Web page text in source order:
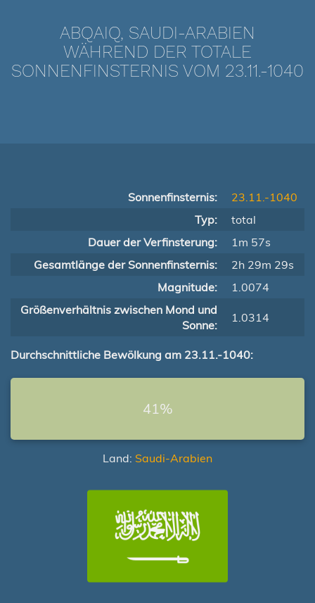
ABQAIQ, SAUDI-ARABIEN
WÄHREND DER TOTALE
SONNENFINSTERNIS VOM 23.11.-1040
Sonnenfinsternis:
23.11.-1040
Typ:
total
Dauer der Verfinsterung:
1m 57s
Gesamtlänge der Sonnenfinsternis:
2h 29m 29s
Magnitude:
1.0074
Größenverhältnis zwischen Mond und
Sonne:
1.0314
Durchschnittliche Bewölkung am 23.11.-1040:
41%
Land: Saudi-Arabien